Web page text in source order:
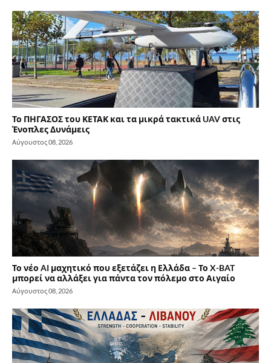
Το ΠΗΓΑΣΟΣ του ΚΕΤΑΚ και τα μικρά τακτικά UAV στις
Ένοπλες Δυνάμεις
Αύγουστος 08, 2026
Το νέο AI μαχητικό που εξετάζει η Ελλάδα – Το X-BAT
μπορεί να αλλάξει για πάντα τον πόλεμο στο Αιγαίο
Αύγουστος 08, 2026